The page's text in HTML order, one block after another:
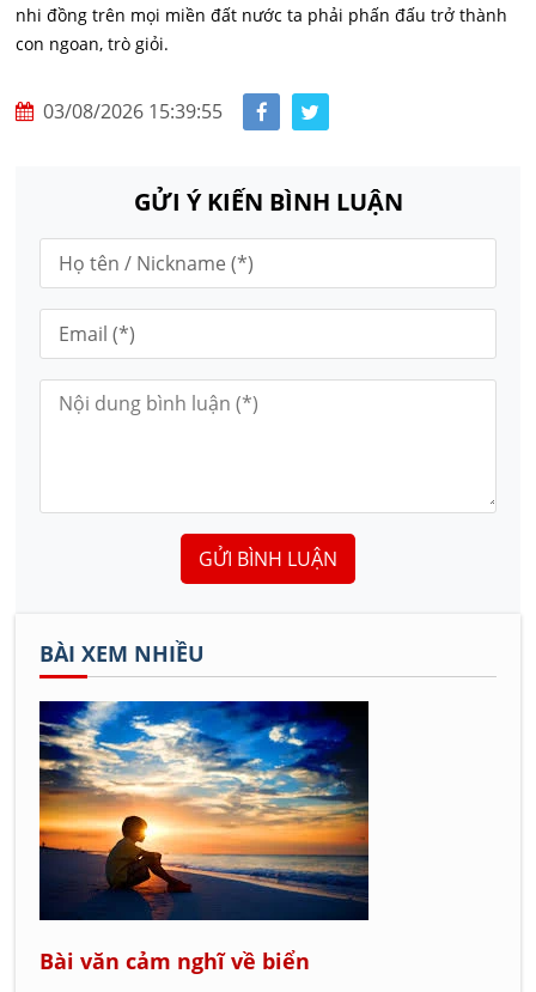
nhi đồng trên mọi miền đất nước ta phải phấn đấu trở thành
con ngoan, trò giỏi.
03/08/2026 15:39:55
GỬI Ý KIẾN BÌNH LUẬN
GỬI BÌNH LUẬN
BÀI XEM NHIỀU
Bài văn cảm nghĩ về biển